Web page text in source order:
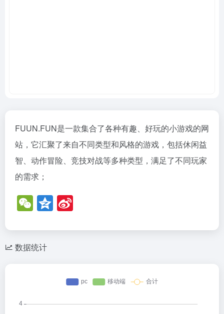
FUUN.FUN是一款集合了各种有趣、好玩的小游戏的网
站，它汇聚了来自不同类型和风格的游戏，包括休闲益
智、动作冒险、竞技对战等多种类型，满足了不同玩家
的需求；
W
e
C
h
Q
z
o a
b
o
数据统计